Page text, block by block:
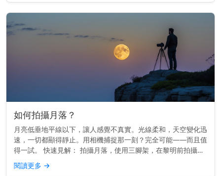
如何拍攝月落？
月亮低垂地平線以下，讓人感覺不真實。光線柔和，天空變化迅
速，一切都顯得靜止。用相機捕捉那一刻？完全可能——而且值
得一試。 快速見解： 拍攝月落，使用三腳架，在黎明前拍攝，
並用月落應用程式或日曆來規劃時間。 時間掌握一切 最佳的月
落照片通常在...
閱讀更多 →